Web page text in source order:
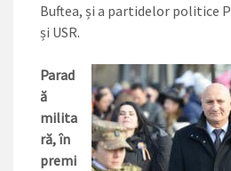
Buf­tea, și a partidelor politice
și USR.
Parad
ă
milita
ră, în
premi